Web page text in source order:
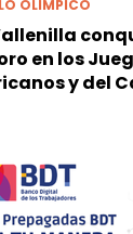
OLÍMPICO
en los
y del